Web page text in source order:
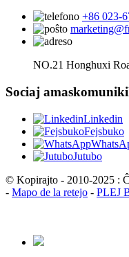
+86 023-
NO.21 Honghuxi
Sociaj
Linkedin
Fejsbuko
Jutubo
© Kopirajto - 2010-2025 :
- Mapo de la retejo - PLEJ